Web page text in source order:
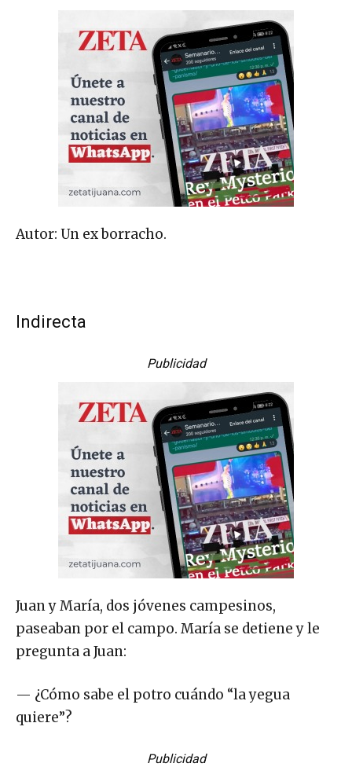
Autor: Un ex borracho.
Indirecta
Publicidad
Juan y María, dos jóvenes campesinos,
paseaban por el campo. María se detiene y le
pregunta a Juan:
— ¿Cómo sabe el potro cuándo “la yegua
quiere”?
Publicidad